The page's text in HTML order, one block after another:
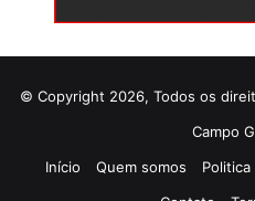
© Copyright 2026, Todos os
Campo
Início
Quem somos Politica